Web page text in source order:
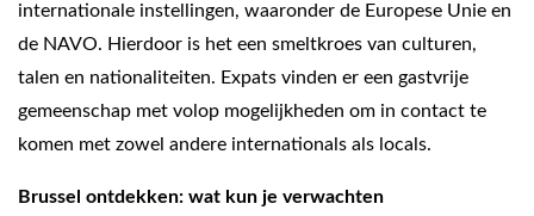
internationale instellingen, waaronder de Europese Unie en
de NAVO. Hierdoor is het een smeltkroes van culturen,
talen en nationaliteiten. Expats vinden er een gastvrije
gemeenschap met volop mogelijkheden om in contact te
komen met zowel andere internationals als locals.
Brussel ontdekken: wat kun je verwachten